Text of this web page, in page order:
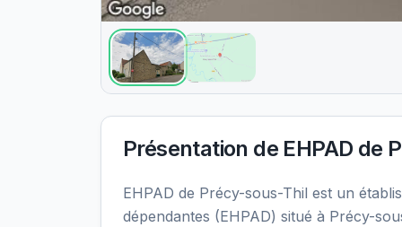
Présentation de EHPAD de
EHPAD de Précy-sous-Thil est un
dépendantes (EHPAD) situé à Précy-